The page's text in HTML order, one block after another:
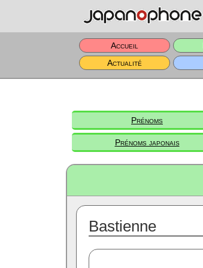
Accueil
Actualité
Prénoms
Prénoms japonais
Bastienne